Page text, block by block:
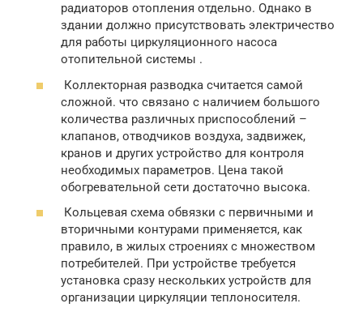
радиаторов отопления отдельно. Однако в
здании должно присутствовать электричество
для работы циркуляционного насоса
отопительной системы .
Коллекторная разводка считается самой
сложной. что связано с наличием большого
количества различных приспособлений –
клапанов, отводчиков воздуха, задвижек,
кранов и других устройство для контроля
необходимых параметров. Цена такой
обогревательной сети достаточно высока.
Кольцевая схема обвязки с первичными и
вторичными контурами применяется, как
правило, в жилых строениях с множеством
потребителей. При устройстве требуется
установка сразу нескольких устройств для
организации циркуляции теплоносителя.